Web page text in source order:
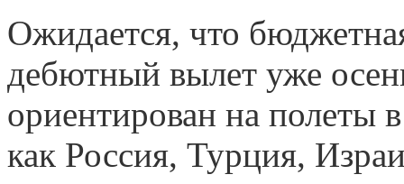
Ожидается, что
дебютный вылет уже
ориентирован на полеты
как Россия, Турция,